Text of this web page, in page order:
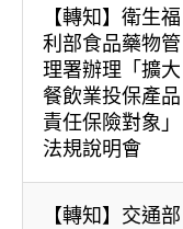
【轉知】衛生福
利部食品藥物管
理署辦理「擴大
餐飲業投保產品
責任保險對象」
法規說明會
【轉知】交通部